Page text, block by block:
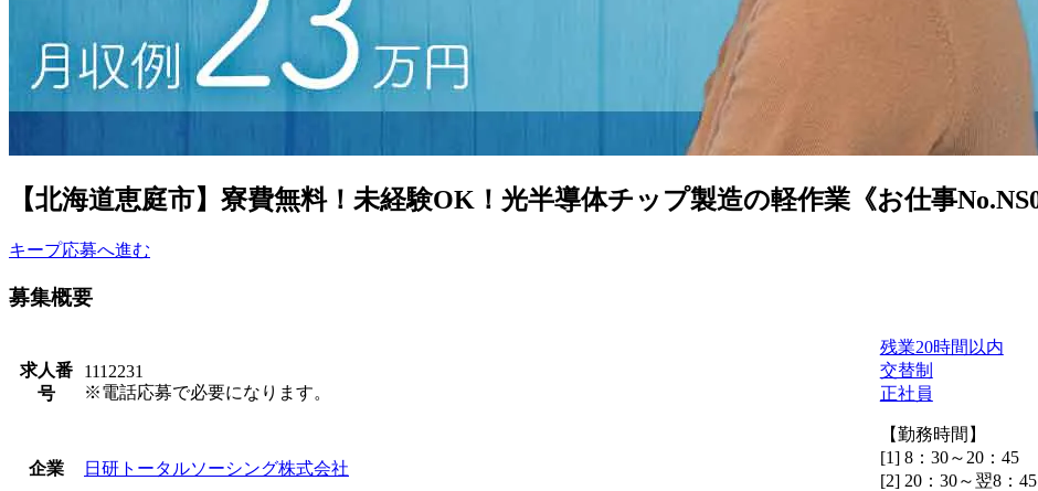
【北海道恵庭市】寮費無料！未経験OK！光半導体チップ製造の軽作業《お仕事
キープ応募へ進む
募集概要
求人番
号
1112231
※電話応募で必要になります。
企業 日研トータルソーシング株式会社
残業20時間以内
交替制
正社員
【勤務時間】
[1] 8：30～20：45
[2] 20：30～翌8：45